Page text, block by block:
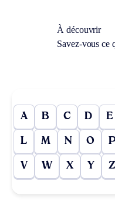
À découvrir
Savez-vous ce
A B C D E
L M N O
V W X Y Z